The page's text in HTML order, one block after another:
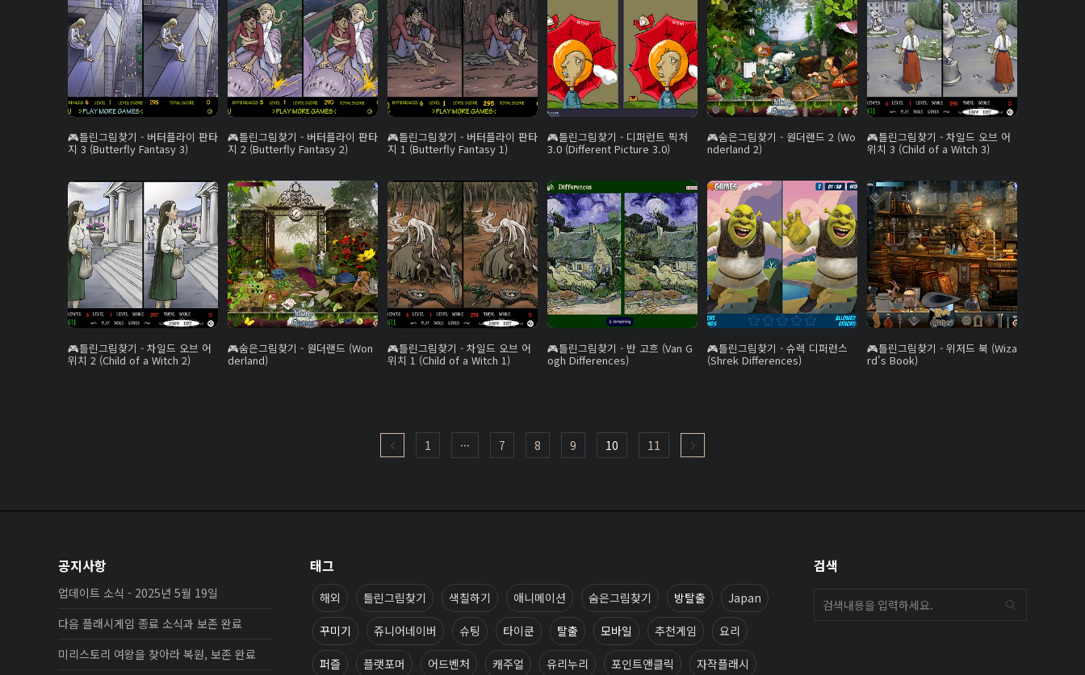
틀린그림찾기 - 버터플라이 판타
지 3 (Butterfly Fantasy 3)
틀린그림찾기 - 버터플라이 판타
지 2 (Butterfly Fantasy 2)
틀린그림찾기 - 버터플라이 판타
지 1 (Butterfly Fantasy 1)
틀린그림찾기 - 디퍼런트 픽처
3.0 (Different Picture 3.0)
숨은그림찾기 - 원더랜드 2 (Wo
nderland 2)
틀린그림찾기 - 차일드 오브 어
위치 3 (Child of a Witch 3)
틀린그림찾기 - 차일드 오브 어
위치 2 (Child of a Witch 2)
숨은그림찾기 - 원더랜드 (Won
derland)
틀린그림찾기 - 차일드 오브 어
위치 1 (Child of a Witch 1)
틀린그림찾기 - 반 고흐 (Van G
ogh Differences)
틀린그림찾기 - 슈렉 디퍼런스
(Shrek Differences)
틀린그림찾기 - 위저드 북 (Wiza
rd's Book)
1 ··· 7 8 9 10 11
공지사항
업데이트 소식 - 2025년 5월 19일
다음 플래시게임 종료 소식과 보존 완료
미리스토리 여왕을 찾아라 복원, 보존 완료
태그
해외 틀린그림찾기 색칠하기 애니메이션 숨은그림찾기 방탈출 Japan
꾸미기 쥬니어네이버 슈팅 타이쿤 탈출 모바일 추천게임 요리
퍼즐 플랫포머 어드벤처 캐주얼 유리누리 포인트앤클릭 자작플래시
검색